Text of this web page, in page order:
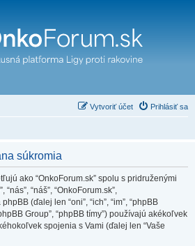
Prihlásiť sa
Vytvoriť účet
súkromia
ako “OnkoForum.sk” spolu s pridruženými
“náš”, “OnkoForum.sk”,
(ďalej len “oni”, “ich”, “im”, “phpBB
Group”, “phpBB tímy”) používajú akékoľvek
spojenia s Vami (ďalej len “Vaše